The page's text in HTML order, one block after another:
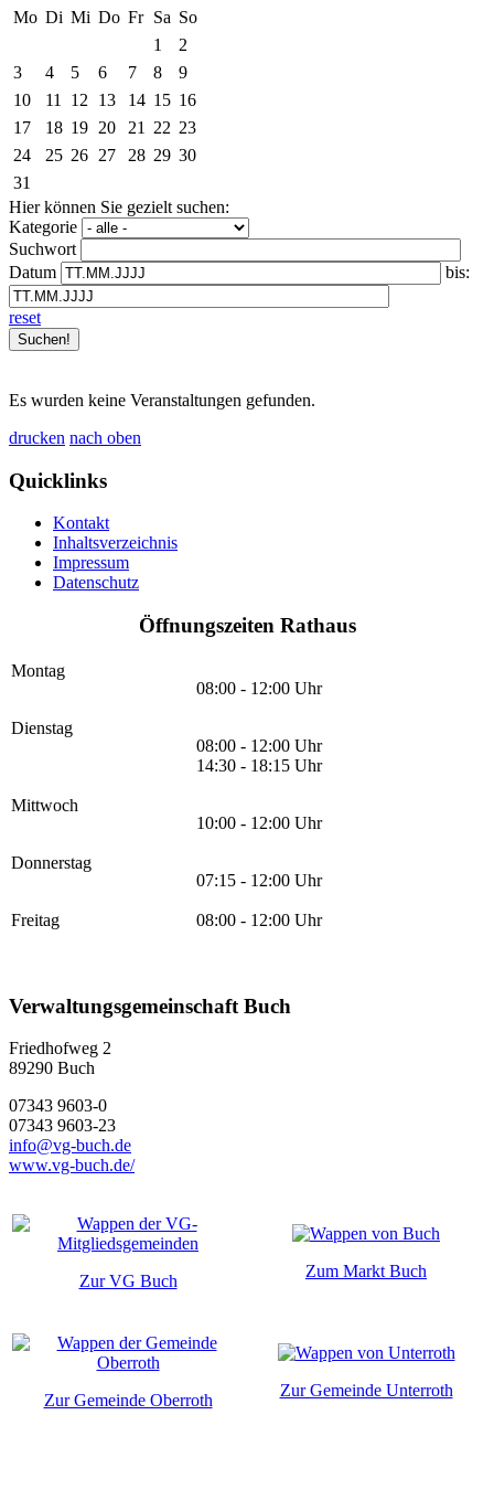
Mo Di Mi Do Fr Sa So
1
2
3
4 5 6 7 8
9
10
11 12 13 14 15 16
17
18 19 20 21 22 23
24
25 26 27 28 29 30
31
Hier können Sie gezielt suchen:
Kategorie
Suchwort
Datum
bis:
reset
Es wurden keine Veranstaltungen gefunden.
drucken nach oben
Quicklinks
Kontakt
Inhaltsverzeichnis
Impressum
Datenschutz
Öffnungszeiten Rathaus
Montag
08:00 - 12:00 Uhr
Dienstag
08:00 - 12:00 Uhr
14:30 - 18:15 Uhr
Mittwoch
10:00 - 12:00 Uhr
Donnerstag
07:15 - 12:00 Uhr
Freitag 08:00 - 12:00 Uhr
Verwaltungsgemeinschaft Buch
Friedhofweg 2
89290 Buch
07343 9603-0
07343 9603-23
info@vg-buch.de
www.vg-buch.de/
Zur VG Buch
Zum Markt Buch
Zur Gemeinde Oberroth
Zur Gemeinde Unterroth